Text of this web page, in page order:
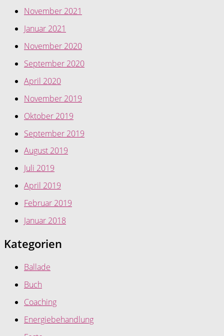
November 2021
Januar 2021
November 2020
September 2020
April 2020
November 2019
Oktober 2019
September 2019
August 2019
Juli 2019
April 2019
Februar 2019
Januar 2018
Kategorien
Ballade
Buch
Coaching
Energiebehandlung